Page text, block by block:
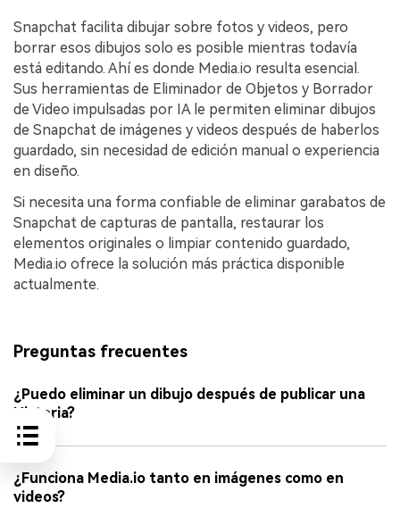
Snapchat facilita dibujar sobre fotos y videos, pero
borrar esos dibujos solo es posible mientras todavía
está editando. Ahí es donde Media.io resulta esencial.
Sus herramientas de Eliminador de Objetos y Borrador
de Video impulsadas por IA le permiten eliminar dibujos
de Snapchat de imágenes y videos después de haberlos
guardado, sin necesidad de edición manual o experiencia
en diseño.
Si necesita una forma confiable de eliminar garabatos de
Snapchat de capturas de pantalla, restaurar los
elementos originales o limpiar contenido guardado,
Media.io ofrece la solución más práctica disponible
actualmente.
Preguntas frecuentes
¿Puedo eliminar un dibujo después de publicar una
Historia?
¿Funciona Media.io tanto en imágenes como en
videos?